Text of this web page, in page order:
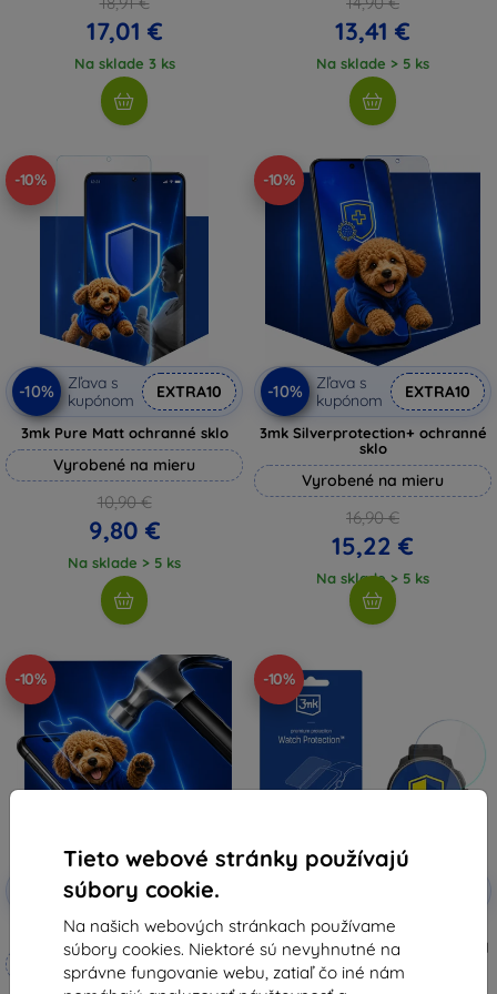
Tieto webové stránky používajú
súbory cookie.
Na našich webových stránkach používame
súbory cookies. Niektoré sú nevyhnutné na
správne fungovanie webu, zatiaľ čo iné nám
17,01 €
Na sklade 3 ks
13,41 €
Na sklade > 5 ks
-10%
-10%
Zľava s
kupónom
EXTRA10
3mk Pure Matt ochranné sklo
Vyrobené na mieru
10,90 €
9,80 €
Na sklade > 5 ks
-10%
-10%
Zľava s
kupónom
EXTRA10
3mk Silverprotection+ ochranné
sklo
Vyrobené na mieru
16,90 €
15,22 €
Na sklade > 5 ks
-10%
Zľava s
kupónom
EXTRA10
3mk Hammer ochranné sklo
Vyrobené na mieru
-10%
3mk Watch Protection hybridné
tvrdené sklo pre Suunto Race All
(49mm)
8,91 €